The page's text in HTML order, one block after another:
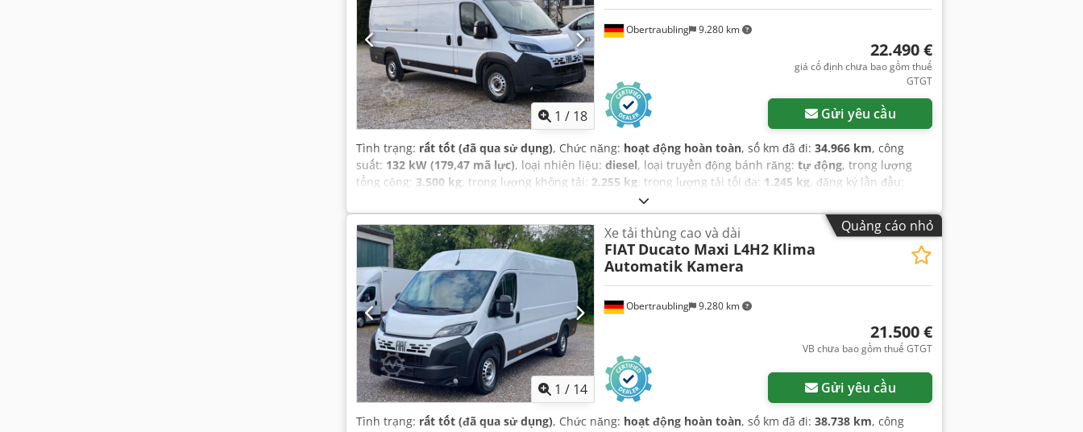
(immobilizer), hệ thống start-stop, hỗ trợ giữ làn đường, khóa trung tâm, kiểm soát hành trình, kiểm
soát lực kéo, lịch sử bảo dưỡng đầy đủ, lốp xe mọi mùa, máy tính trên xe, trợ lực lái, túi khí, xe không
hút thuốc, điều chỉnh cửa sổ điện, điều hòa không khí, đèn pha bổ sung, đèn sương mù, đăng ký xe tải,
đăng ký xe ô tô,
1 / 18
Obertraubling 9.280 km
22.490 €
giá cố định chưa bao gồm thuế
GTGT
Gửi yêu cầu
Tình trạng: rất tốt (đã qua sử dụng), Chức năng: hoạt động hoàn toàn, số km đã đi: 34.966 km, công
suất: 132 kW (179,47 mã lực), loại nhiên liệu: diesel, loại truyền động bánh răng: tự động, trọng lượng
tổng cộng: 3.500 kg, trọng lượng không tải: 2.255 kg, trọng lượng tải tối đa: 1.245 kg, đăng ký lần đầu:
, chiều dài không gian chứa hàng:
khoang hàng:1.870 mm, chiều cao khoang chứa hàng:1.932 mm, hạng mục khí thải:Euro 6, màu sắc:
trắng, số chỗ ngồi:3, số lượng chủ sở hữu trước đó: 1, Năm sản xuất:2024
ABS, bảo hành xe đã
qua sử dụng, bộ lọc muội than, chương trình cân bằng điện tử (ESP), cảm biến đỗ xe, cửa trượt, hệ
thống chống trộm (immobilizer), hệ thống định vị, khóa trung tâm, kiểm soát hành trình, lốp xe mọi
mùa, máy tính trên xe, trợ lực lái, túi khí, điều hòa không khí, đèn pha bổ sung, đăng ký xe tải, đăng ký
xe ô tô,
Quảng cáo nhỏ
1 / 14
Obertraubling 9.280 km
Xe tải thùng cao và dài
FIAT Ducato Maxi L4H2 Klima
Automatik Kamera
21.500 €
VB chưa bao gồm thuế GTGT
Gửi yêu cầu
Tình trạng: rất tốt (đã qua sử dụng), Chức năng: hoạt động hoàn toàn, số km đã đi: 38.738 km, công